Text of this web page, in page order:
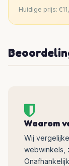
Huidige prijs:
Waarom
Wij
webwinkels,